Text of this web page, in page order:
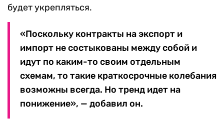
будет укрепляться.
«Поскольку контракты на экспорт и
импорт не состыкованы между собой и
идут по каким-то своим отдельным
схемам, то такие краткосрочные колебания
возможны всегда. Но тренд идет на
понижение», — добавил он.